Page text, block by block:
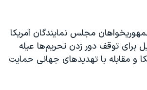
کادر رهبری ایران
مجلس نمایندگان آمریکا
برای توقف دور زدن تحریم‌ها عیله
و مقابله با تهدیدهای جهانی حمایت